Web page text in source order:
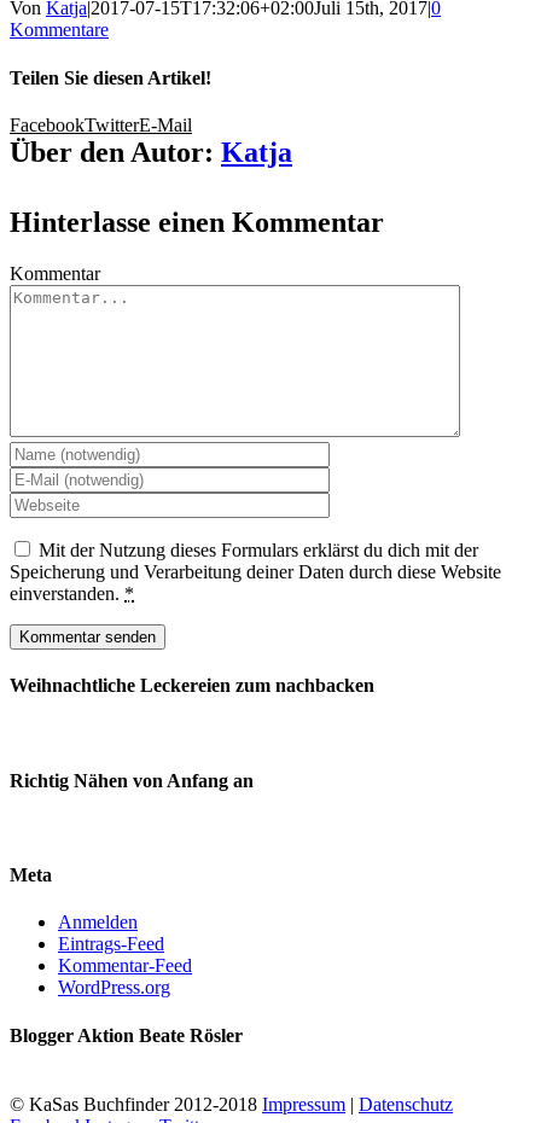
Von Katja|2017-07-15T17:32:06+02:00Juli 15th, 2017|0
Kommentare
Teilen Sie diesen Artikel!
FacebookTwitterE-Mail
Über den Autor: Katja
Hinterlasse einen Kommentar
Kommentar
Mit der Nutzung dieses Formulars erklärst du dich mit der
Speicherung und Verarbeitung deiner Daten durch diese Website
einverstanden. *
Weihnachtliche Leckereien zum nachbacken
Richtig Nähen von Anfang an
Meta
Anmelden
Eintrags-Feed
Kommentar-Feed
WordPress.org
Blogger Aktion Beate Rösler
© KaSas Buchfinder 2012-2018 Impressum | Datenschutz